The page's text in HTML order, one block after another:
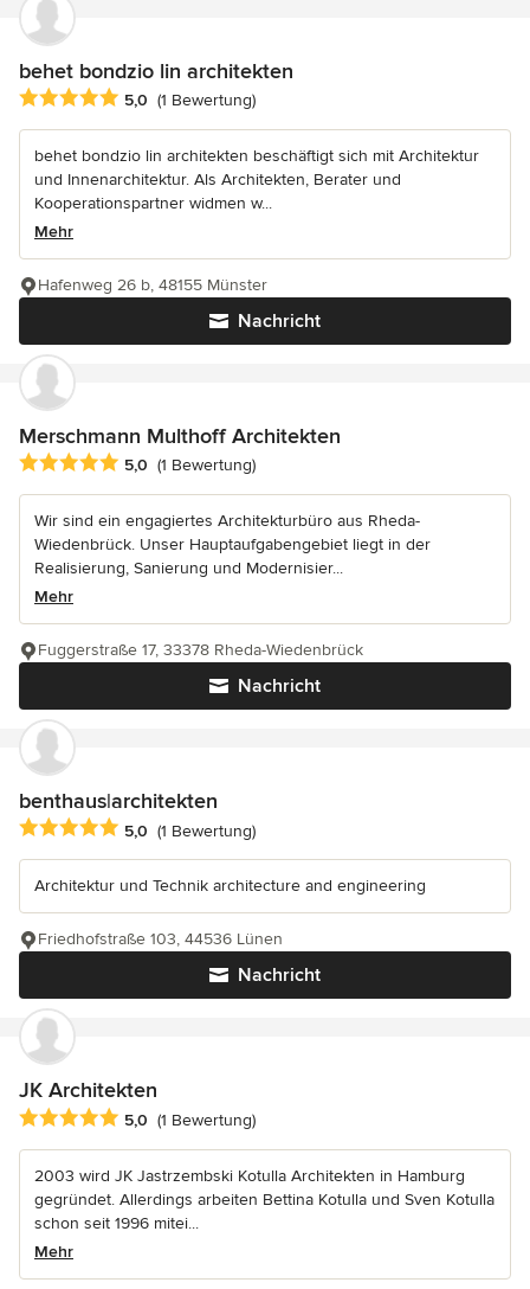
behet bondzio lin architekten
Durchschnittliche Bewertung: 5 von 5 Sternen
5,0 (1 Bewertung)
behet bondzio lin architekten beschäftigt sich mit Architektur
und Innenarchitektur. Als Architekten, Berater und
Kooperationspartner widmen w...
Mehr
Nachricht
Hafenweg 26 b, 48155 Münster
Merschmann Multhoff Architekten
Durchschnittliche Bewertung: 5 von 5 Sternen
5,0 (1 Bewertung)
Wir sind ein engagiertes Architekturbüro aus Rheda-
Wiedenbrück. Unser Hauptaufgabengebiet liegt in der
Realisierung, Sanierung und Modernisier...
Mehr
Nachricht
Fuggerstraße 17, 33378 Rheda-Wiedenbrück
benthaus|architekten
Durchschnittliche Bewertung: 5 von 5 Sternen
5,0 (1 Bewertung)
Architektur und Technik architecture and engineering
Nachricht
Friedhofstraße 103, 44536 Lünen
JK Architekten
Durchschnittliche Bewertung: 5 von 5 Sternen
5,0 (1 Bewertung)
2003 wird JK Jastrzembski Kotulla Architekten in Hamburg
gegründet. Allerdings arbeiten Bettina Kotulla und Sven Kotulla
schon seit 1996 mitei...
Mehr